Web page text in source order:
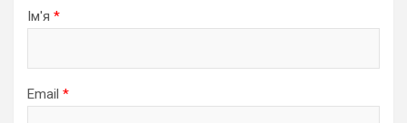
Ім'я *
Email *